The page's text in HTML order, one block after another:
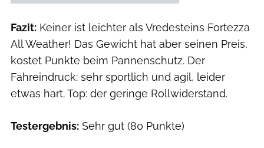
Fazit: Keiner ist leichter als Vredesteins Fortezza
All Weather! Das Gewicht hat aber seinen Preis,
kostet Punkte beim Pannenschutz. Der
Fahreindruck: sehr sportlich und agil, leider
etwas hart. Top: der geringe Rollwiderstand.
Testergebnis: Sehr gut (80 Punkte)